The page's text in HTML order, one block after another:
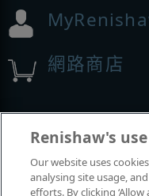
網路商店
展覽與會議
我們參加的活動
Renishaw's
Our website uses
analysing site usage,
efforts. By clicking